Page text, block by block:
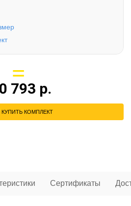
793 р.
КУПИТЬ КОМПЛЕКТ
Сертификаты